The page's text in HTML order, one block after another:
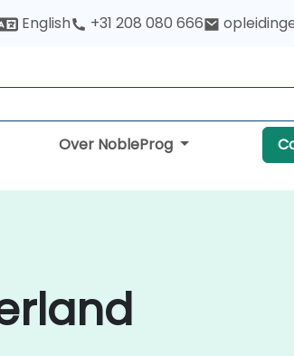
English +31 208 080 666
Over NobleProg